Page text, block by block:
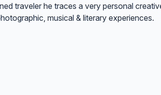
traveler he traces a very personal
musical & literary experiences.